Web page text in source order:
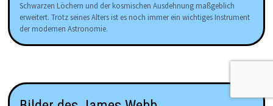
Schwarzen Löchern und der kosmischen Ausdehnung maßgeblich
erweitert. Trotz seines Alters ist es noch immer ein wichtiges Instrument
der modernen Astronomie.